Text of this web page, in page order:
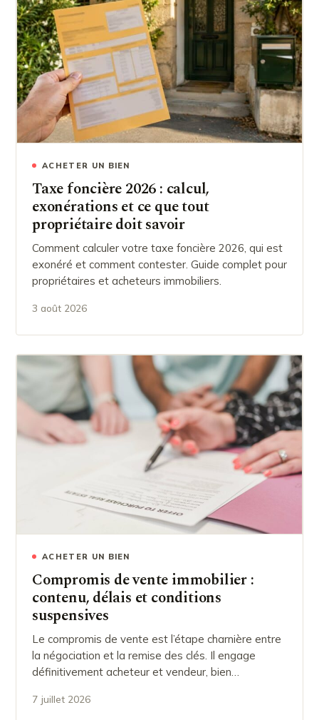
ACHETER UN BIEN
Taxe foncière 2026 : calcul,
exonérations et ce que tout
propriétaire doit savoir
Comment calculer votre taxe foncière 2026, qui est
exonéré et comment contester. Guide complet pour
propriétaires et acheteurs immobiliers.
3 août 2026
ACHETER UN BIEN
Compromis de vente immobilier :
contenu, délais et conditions
suspensives
Le compromis de vente est l’étape charnière entre
la négociation et la remise des clés. Il engage
définitivement acheteur et vendeur, bien…
7 juillet 2026